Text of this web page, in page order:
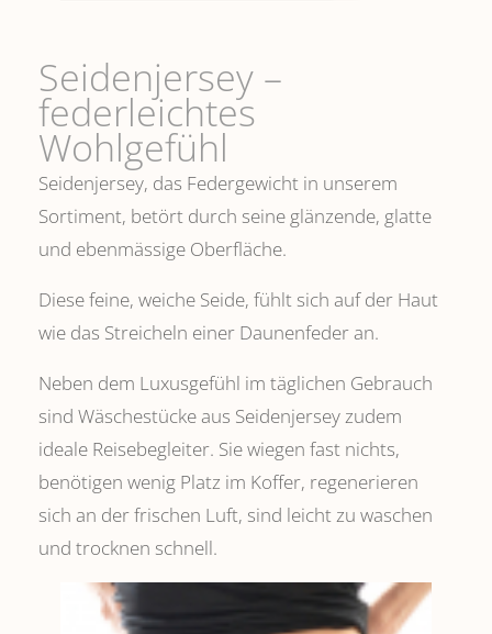
Seidenjersey –
federleichtes
Wohlgefühl
Seidenjersey, das Federgewicht in unserem
Sortiment, betört durch seine glänzende, glatte
und ebenmässige Oberfläche.
Diese feine, weiche Seide, fühlt sich auf der Haut
wie das Streicheln einer Daunenfeder an.
Neben dem Luxusgefühl im täglichen Gebrauch
sind Wäschestücke aus Seidenjersey zudem
ideale Reisebegleiter. Sie wiegen fast nichts,
benötigen wenig Platz im Koffer, regenerieren
sich an der frischen Luft, sind leicht zu waschen
und trocknen schnell.